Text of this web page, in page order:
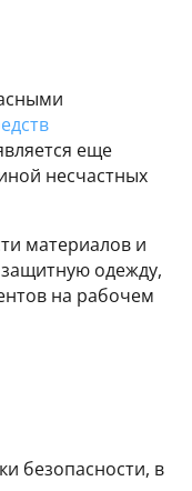
еще
несчастных
материалов и
одежду,
на рабочем
безопасности, в